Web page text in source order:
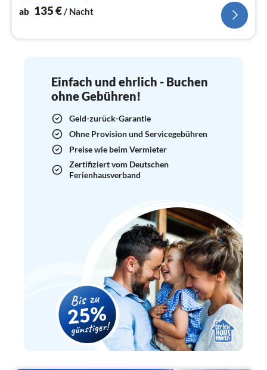
ab 135€/ Nacht
Einfach und ehrlich - Buchen
ohne Gebühren!
Geld-zurück-Garantie
Ohne Provision und Servicegebühren
Preise wie beim Vermieter
Zertifiziert vom Deutschen
Ferienhausverband